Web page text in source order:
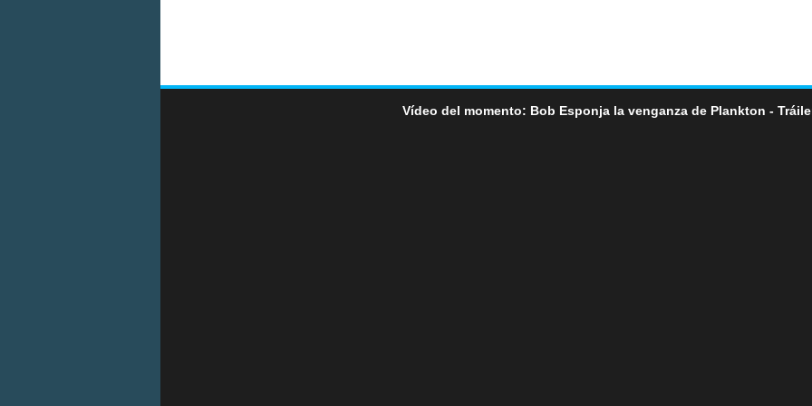
Vídeo del momento: Bob Esponja la venganza de Plankton -